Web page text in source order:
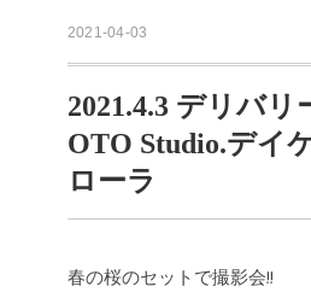
2021-04-03
2021.4.3 デリバ
OTO Studio.デイ
ローラ
春の桜のセットで撮影会!!